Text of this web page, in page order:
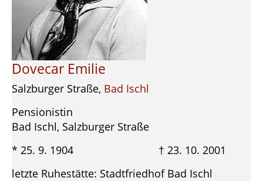
Dovecar Emilie
Salzburger Straße, Bad Ischl
Pensionistin
Bad Ischl, Salzburger Straße
* 25. 9. 1904 † 23. 10. 2001
letzte Ruhestätte: Stadtfriedhof Bad Ischl